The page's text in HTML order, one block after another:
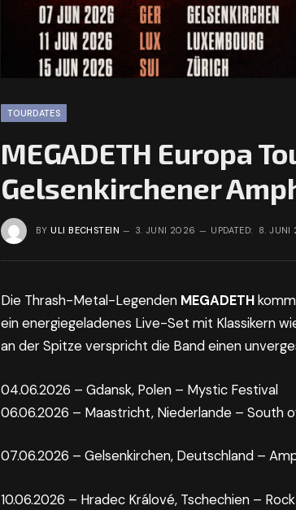
TOURDATES
MEGADETH Europa
Gelsenkirchener
BY ULI BECHSTEIN 3. JUNI 2026 UPDATED: 8. JUNI
Die Thrash-Metal-Legenden MEGADETH
ein energiegeladenes Live-Set mit Klassikern
an der Spitze verspricht die Band einen
04.06.2026 – Gdansk, Polen – Mystic Festival
06.06.2026 – Maastricht, Niederlande – South
07.06.2026 – Gelsenkirchen, Deutschland –
10.06.2026 – Hradec Králové, Tschechien –